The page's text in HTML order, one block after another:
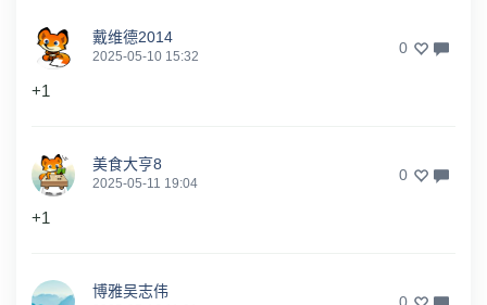
戴维德2014
2025-05-10 15:32 0
+1
美食大亨8
2025-05-11 19:04 0
+1
博雅吴志伟